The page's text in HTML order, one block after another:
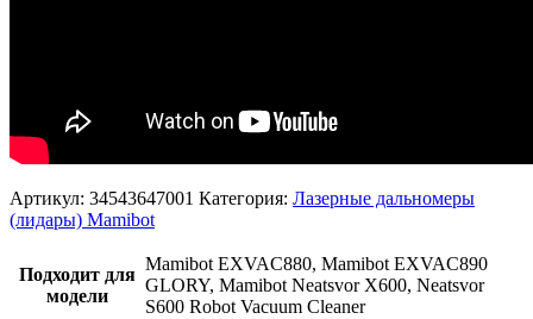
Артикул: 34543647001 Категория: Лазерные дальномеры
(лидары) Mamibot
Подходит для
модели
Mamibot EXVAC880, Mamibot EXVAC890
GLORY, Mamibot Neatsvor X600, Neatsvor
S600 Robot Vacuum Cleaner